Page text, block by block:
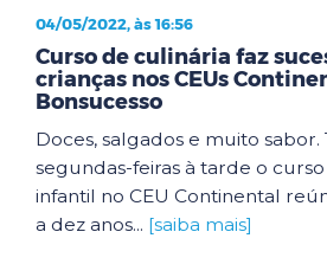
04/05/2022, às 16:56
Curso de culinária faz
crianças nos CEUs
Bonsucesso
Doces, salgados e muito sabor.
segundas-feiras à tarde o
infantil no CEU Continental
a dez anos... [saiba mais]